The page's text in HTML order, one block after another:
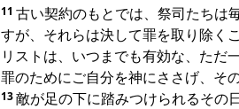
11 古い契約のもとでは、祭司たちは
すが、それらは決して罪を取り除く
リストは、いつまでも有効な、ただ
罪のためにご自分を神にささげ、そ
13敵が足の下に踏みつけられるその